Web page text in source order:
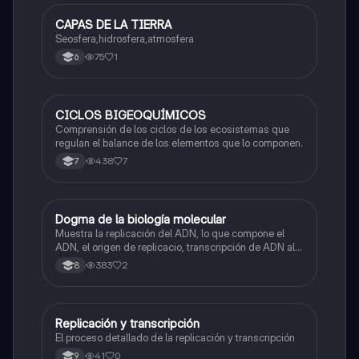
Biologia
CAPAS DE LA TIERRA
Seosfera,hidrosfera,atmosfera
6 75 1
Biologia
CICLOS BIGEOQUÍMICOS
Comprensión de los ciclos de los ecosistemas que
regulan el balance de los elementos que lo componen.
7 438 7
Biologia
Dogma de la biología molecular
Muestra la replicación del ADN, lo que compone el
ADN, el origen de replicacio, transcripción de ADN al
ARN y traducción de ARN a proteína.
8 383 2
Biologia
Replicación y transcripción
El proceso detallado de la replicación y transcripción
9 41 0